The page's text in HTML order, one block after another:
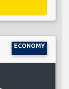
ECONOMY